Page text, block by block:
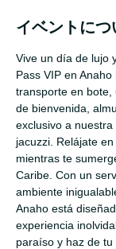
イベントにつ
Vive un día de lujo
Pass VIP en
transporte en bote,
de bienvenida,
exclusivo a
jacuzzi. Relájate
mientras te
Caribe. Con un
ambiente
Anaho está
experiencia
paraíso y haz de